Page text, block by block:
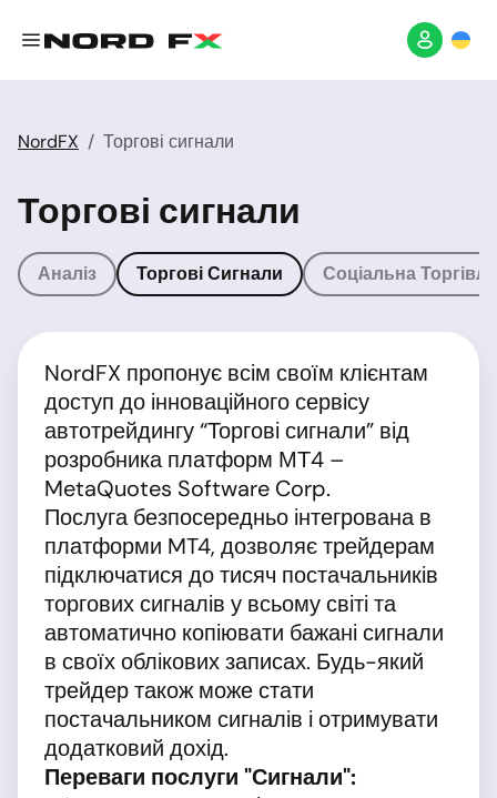
NordFX Торгові сигнали
Торгові сигнали
Аналіз Торгові Сигнали Соціальна Торгівля
NordFX пропонує всім своїм клієнтам
доступ до інноваційного сервісу
автотрейдингу “Торгові сигнали” від
розробника платформ МТ4 –
MetaQuotes Software Corp.
Послуга безпосередньо інтегрована в
платформи MT4, дозволяє трейдерам
підключатися до тисяч постачальників
торгових сигналів у всьому світі та
автоматично копіювати бажані сигнали
в своїх облікових записах. Будь-який
трейдер також може стати
постачальником сигналів і отримувати
додатковий дохід.
Переваги послуги "Сигнали":